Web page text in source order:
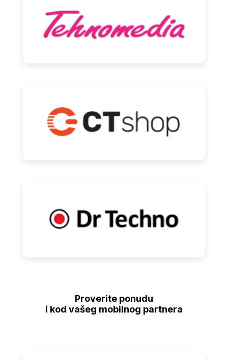
Proverite ponudu
i kod vašeg mobilnog partnera